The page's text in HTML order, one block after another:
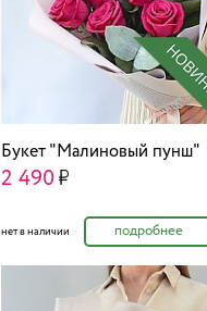
Букет "Малиновый пунш"
2 490
нет в наличии подробнее